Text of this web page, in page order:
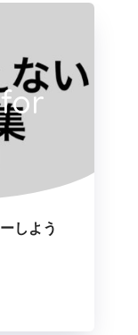
しよう